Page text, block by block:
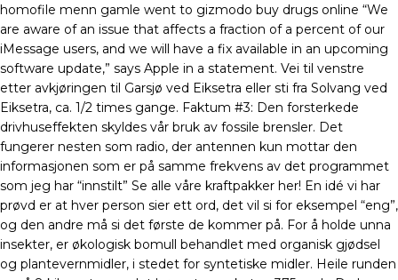
homofile menn gamle went to gizmodo buy drugs online “We
are aware of an issue that affects a fraction of a percent of our
iMessage users, and we will have a fix available in an upcoming
software update,” says Apple in a statement. Vei til venstre
etter avkjøringen til Garsjø ved Eiksetra eller sti fra Solvang ved
Eiksetra, ca. 1/2 times gange. Faktum #3: Den forsterkede
drivhuseffekten skyldes vår bruk av fossile brensler. Det
fungerer nesten som radio, der antennen kun mottar den
informasjonen som er på samme frekvens av det programmet
som jeg har “innstilt” Se alle våre kraftpakker her! En idé vi har
prøvd er at hver person sier ett ord, det vil si for eksempel “eng”,
og den andre må si det første de kommer på. For å holde unna
insekter, er økologisk bomull behandlet med organisk gjødsel
og plantevernmidler, i stedet for syntetiske midler. Heile runden